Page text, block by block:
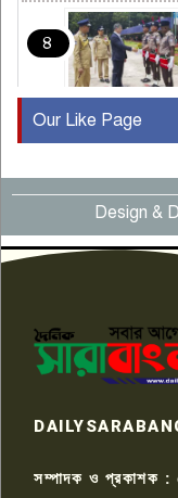
৪
৫
৬
৭
Our Like Page
Design &
সম্পাদক ও প্রকাশক :